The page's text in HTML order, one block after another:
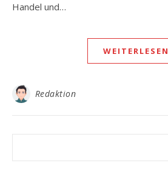
Handel und…
WEITERLESEN
Redaktion